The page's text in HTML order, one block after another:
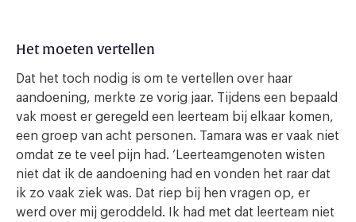
Het moeten vertellen
Dat het toch nodig is om te vertellen over haar
aandoening, merkte ze vorig jaar. Tijdens een bepaald
vak moest er geregeld een leerteam bij elkaar komen,
een groep van acht personen. Tamara was er vaak niet
omdat ze te veel pijn had. ‘Leerteamgenoten wisten
niet dat ik de aandoening had en vonden het raar dat
ik zo vaak ziek was. Dat riep bij hen vragen op, er
werd over mij geroddeld. Ik had met dat leerteam niet